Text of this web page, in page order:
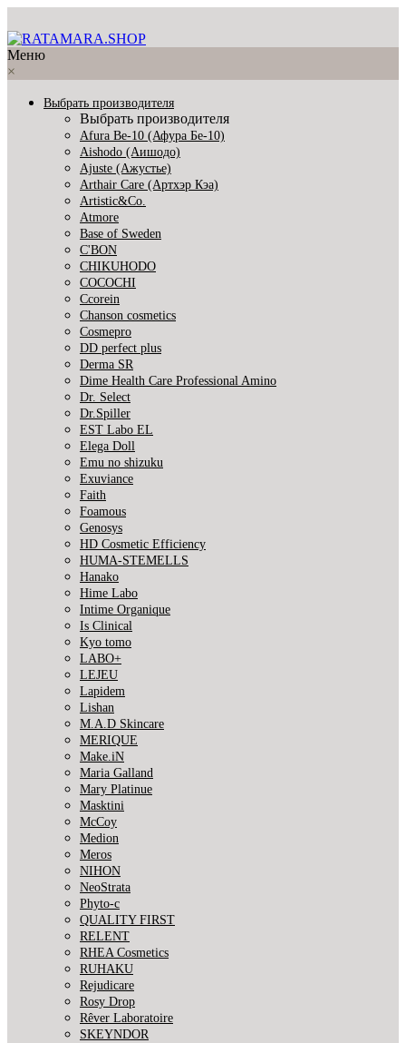
Меню
×
Выбрать производителя
Выбрать производителя
Afura Be-10 (Афура Бе-10)
Aishodo (Аишодо)
Ajuste (Ажустье)
Arthair Care (Артхэр Кэа)
Artistic&Co.
Atmore
Base of Sweden
C'BON
CHIKUHODO
COCOCHI
Ccorein
Chanson cosmetics
Cosmepro
DD perfect plus
Derma SR
Dime Health Care Professional Amino
Dr. Select
Dr.Spiller
EST Labo EL
Elega Doll
Emu no shizuku
Exuviance
Faith
Foamous
Genosys
HD Cosmetic Efficiency
HUMA-STEMELLS
Hanako
Hime Labo
Intime Organique
Is Clinical
Kyo tomo
LABO+
LEJEU
Lapidem
Lishan
M.A.D Skincare
MERIQUE
Make.iN
Maria Galland
Mary Platinue
Masktini
McCoy
Medion
Meros
NIHON
NeoStrata
Phyto-c
QUALITY FIRST
RELENT
RHEA Cosmetics
RUHAKU
Rejudicare
Rosy Drop
Rêver Laboratoire
SKEYNDOR